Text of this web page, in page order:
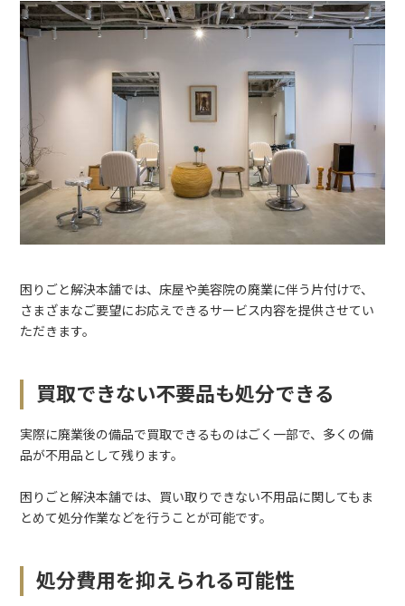
困りごと解決本舗では、床屋や美容院の廃業に伴う片付けで、
さまざまなご要望にお応えできるサービス内容を提供させてい
ただきます。
買取できない不要品も処分できる
実際に廃業後の備品で買取できるものはごく一部で、多くの備
品が不用品として残ります。
困りごと解決本舗では、買い取りできない不用品に関してもま
とめて処分作業などを行うことが可能です。
処分費用を抑えられる可能性